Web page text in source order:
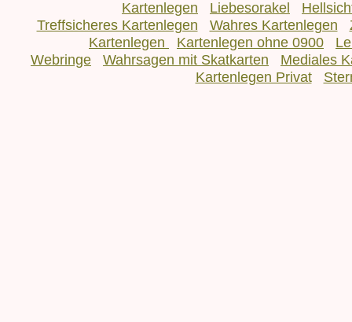
Kartenlegen Liebesorakel
Treffsicheres Kartenlegen
Wahres Kartenlegen
Kartenlegen
Kartenlegen ohne 0900
Webringe
Wahrsagen mit Skatkarten
Mediales
Kartenlegen Privat